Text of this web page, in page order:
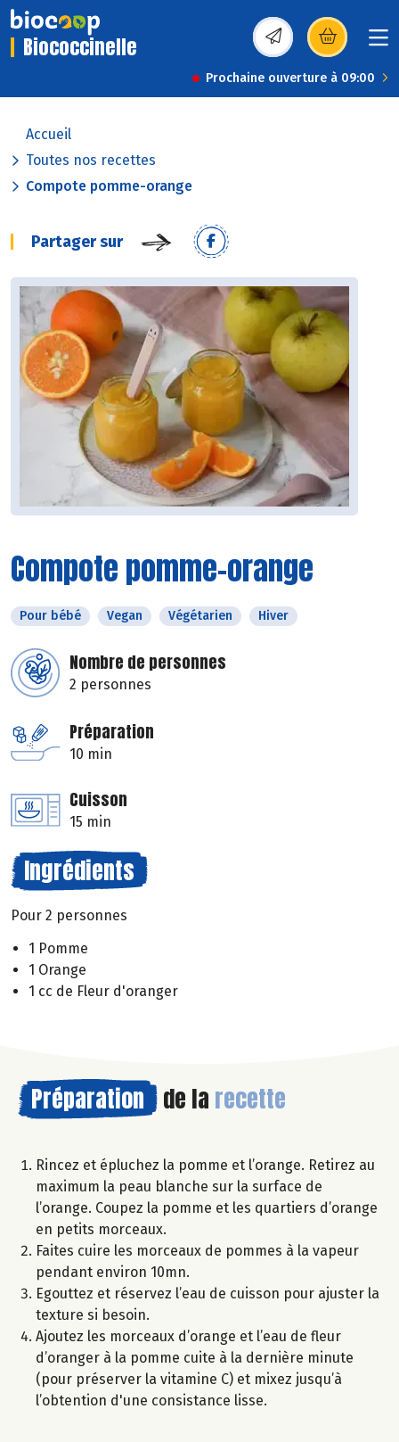
Biococcinelle (s’ouvre dans une
Prochaine ouverture à 09:00
Accueil
Toutes nos recettes
Compote pomme-orange
Partager sur
Compote pomme-orange
Pour bébé Vegan Végétarien Hiver
Nombre de personnes
2 personnes
Préparation
10 min
Cuisson
15 min
Ingrédients
Pour 2 personnes
1 Pomme
1 Orange
1 cc de Fleur d'oranger
Préparation de la recette
Rincez et épluchez la pomme et l’orange. Retirez au
maximum la peau blanche sur la surface de
l’orange. Coupez la pomme et les quartiers d’orange
en petits morceaux.
Faites cuire les morceaux de pommes à la vapeur
pendant environ 10mn.
Egouttez et réservez l’eau de cuisson pour ajuster la
texture si besoin.
Ajoutez les morceaux d’orange et l’eau de fleur
d’oranger à la pomme cuite à la dernière minute
(pour préserver la vitamine C) et mixez jusqu’à
l’obtention d'une consistance lisse.